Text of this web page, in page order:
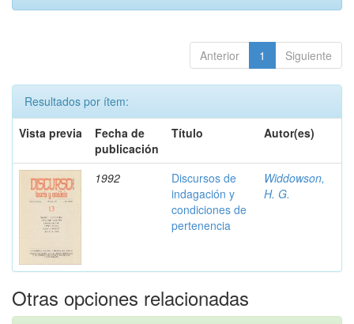
Anterior 1 Siguiente
Resultados por ítem:
Vista previa
Fecha de
publicación
Título Autor(es)
1992
Discursos de
indagación y
condiciones de
pertenencia
Widdowson,
H. G.
Otras opciones relacionadas